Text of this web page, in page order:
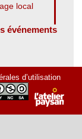
local
événements
d’utilisation